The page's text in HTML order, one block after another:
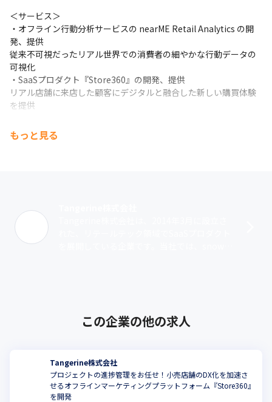
＜サービス＞
・オフライン行動分析サービスの nearME Retail Analytics の開
発、提供
従来不可視だったリアル世界での消費者の細やかな行動データの
可視化
・SaaSプロダクト『Store360』の開発、提供
リアル店舗に来店した顧客にデジタルと融合した新しい購買体験
を提供
新サービスとして、SnowflakeやThoughtspot、dbtなど最先端
タを活用することが可能になるため、小売のインフラとして活用
されることが期待されています。
この新規事業の展開に伴い、当ポジションの募集を行っていま
もっと見る
この企業の他の求人
Tangerine株式会社
プロジェクトの進捗管理をお任せ！小売店舗のDX化を加速さ
せるオフラインマーケティングプラットフォーム『Store360』
を開発